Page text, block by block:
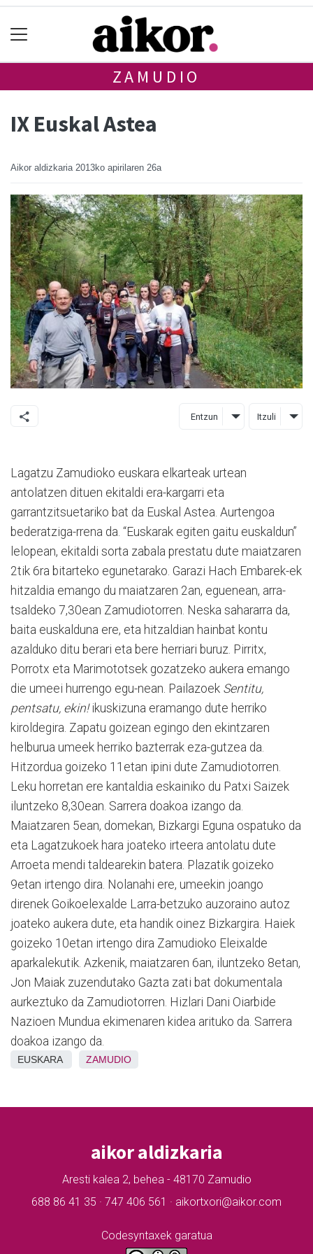
ZAMUDIO
IX Euskal Astea
Aikor aldizkaria 2013ko apirilaren 26a
Entzun Itzuli
Lagatzu Zamudioko euskara elkarteak urtean
antolatzen dituen ekitaldi era-kargarri eta
garrantzitsuetariko bat da Euskal Astea. Aurtengoa
bederatziga-rrena da. “Euskarak egiten gaitu euskaldun”
lelopean, ekitaldi sorta zabala prestatu dute maiatzaren
2tik 6ra bitarteko egunetarako. Garazi Hach Embarek-ek
hitzaldia emango du maiatzaren 2an, eguenean, arra-
tsaldeko 7,30ean Zamudiotorren. Neska sahararra da,
baita euskalduna ere, eta hitzaldian hainbat kontu
azalduko ditu berari eta bere herriari buruz. Pirritx,
Porrotx eta Marimototsek gozatzeko aukera emango
die umeei hurrengo egu-nean. Pailazoek Sentitu,
pentsatu, ekin!ikuskizuna eramango dute herriko
kiroldegira. Zapatu goizean egingo den ekintzaren
helburua umeek herriko bazterrak eza-gutzea da.
Hitzordua goizeko 11etan ipini dute Zamudiotorren.
Leku horretan ere kantaldia eskainiko du Patxi Saizek
iluntzeko 8,30ean. Sarrera doakoa izango da.
Maiatzaren 5ean, domekan, Bizkargi Eguna ospatuko da
eta Lagatzukoek hara joateko irteera antolatu dute
Arroeta mendi taldearekin batera. Plazatik goizeko
9etan irtengo dira. Nolanahi ere, umeekin joango
direnek Goikoelexalde Larra-betzuko auzoraino autoz
joateko aukera dute, eta handik oinez Bizkargira. Haiek
goizeko 10etan irtengo dira Zamudioko Eleixalde
aparkalekutik. Azkenik, maiatzaren 6an, iluntzeko 8etan,
Jon Maiak zuzendutako Gazta zati bat dokumentala
aurkeztuko da Zamudiotorren. Hizlari Dani Oiarbide
Nazioen Mundua ekimenaren kidea arituko da. Sarrera
doakoa izango da.
EUSKARA ZAMUDIO
aikor aldizkaria
Aresti kalea 2, behea - 48170 Zamudio
688 86 41 35 · 747 406 561 · aikortxori@aikor.com
Codesyntaxek garatua